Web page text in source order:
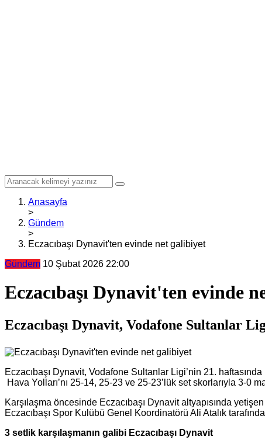
Anasayfa
>
Gündem
>
Eczacıbaşı Dynavit'ten evinde net galibiyet
Gündem 10 Şubat 2026 22:00
Eczacıbaşı Dynavit'ten evinde
Eczacıbaşı Dynavit, Vodafone Sultanlar
Eczacıbaşı Dynavit, Vodafone Sultanlar Ligi’nin 21.
Hava Yolları’nı 25-14, 25-23 ve 25-23’lük set skorlarıyla 3-0
Karşılaşma öncesinde Eczacıbaşı Dynavit altyapısında
Eczacıbaşı Spor Kulübü Genel Koordinatörü Ali Atalık
3 setlik karşılaşmanın galibi Eczacıbaşı Dynavit